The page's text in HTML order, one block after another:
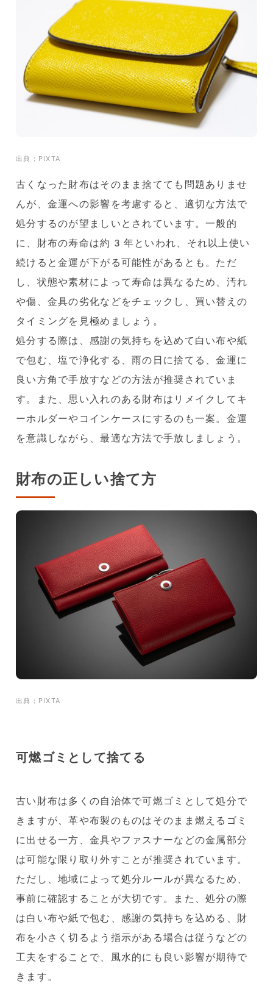
出典；PIXTA
古くなった財布はそのまま捨てても問題ありませ
んが、金運への影響を考慮すると、適切な方法で
処分するのが望ましいとされています。一般的
に、財布の寿命は約3年といわれ、それ以上使い
続けると金運が下がる可能性があるとも。ただ
し、状態や素材によって寿命は異なるため、汚れ
や傷、金具の劣化などをチェックし、買い替えの
タイミングを見極めましょう。
処分する際は、感謝の気持ちを込めて白い布や紙
で包む、塩で浄化する、雨の日に捨てる、金運に
良い方角で手放すなどの方法が推奨されていま
す。また、思い入れのある財布はリメイクしてキ
ーホルダーやコインケースにするのも一案。金運
を意識しながら、最適な方法で手放しましょう。
財布の正しい捨て方
出典；PIXTA
可燃ゴミとして捨てる
古い財布は多くの自治体で可燃ゴミとして処分で
きますが、革や布製のものはそのまま燃えるゴミ
に出せる一方、金具やファスナーなどの金属部分
は可能な限り取り外すことが推奨されています。
ただし、地域によって処分ルールが異なるため、
事前に確認することが大切です。また、処分の際
は白い布や紙で包む、感謝の気持ちを込める、財
布を小さく切るよう指示がある場合は従うなどの
工夫をすることで、風水的にも良い影響が期待で
きます。